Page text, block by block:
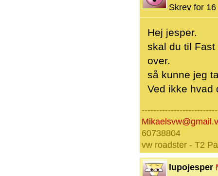
Skrev for
Hej jesper.
skal du til
over.
så kunne jeg
Ved ikke hvad
60738804
vw roadster - T2
lupojesper